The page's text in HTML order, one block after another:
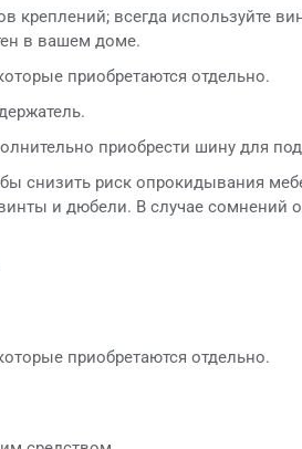
креплений; всегда используйте
в вашем доме.
приобретаются отдельно.
приобрести шину для
снизить риск опрокидывания
и дюбели. В случае сомнений
приобретаются отдельно.